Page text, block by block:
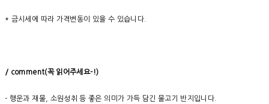
* 금시세에 따라 가격변동이 있을 수 있습니다.
/ comment(꼭 읽어주세요-!)
- 행운과 재물, 소원성취 등 좋은 의미가 가득 담긴 물고기 반지입니다.